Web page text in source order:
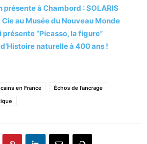
présente à Chambord : SOLARIS
au Musée du Nouveau Monde
“Picasso, la figure”
naturelle à 400 ans !
en France
Échos de l’ancrage